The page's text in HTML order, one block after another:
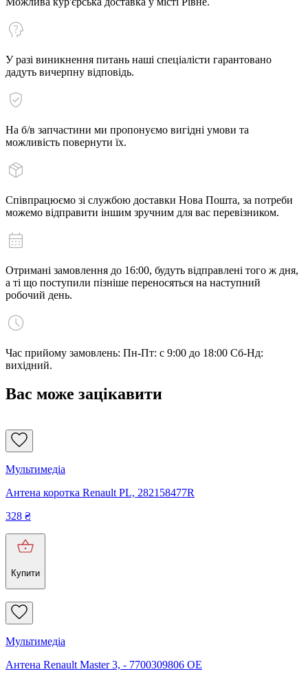
У разі виникнення питань наші спеціалісти гарантовано
дадуть вичерпну відповідь.
На б/в запчастини ми пропонуємо вигідні умови та
можливість повернути їх.
Співпрацюємо зі службою доставки Нова Пошта, за потреби
можемо відправити іншим зручним для вас перевізником.
Отримані замовлення до 16:00, будуть відправлені того ж дня,
а ті що поступили пізніше переносяться на наступний
робочий день.
Час прийому замовлень: Пн-Пт: с 9:00 до 18:00 Сб-Нд:
вихідний.
Вас може зацікавити
Мультимедіа
Антена коротка Renault PL, 282158477R
328 ₴
Купити
Мультимедіа
Антена Renault Master 3, - 7700309806 OE